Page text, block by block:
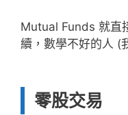
Mutual Funds 就直
續，數學不好的人 (
零股交易